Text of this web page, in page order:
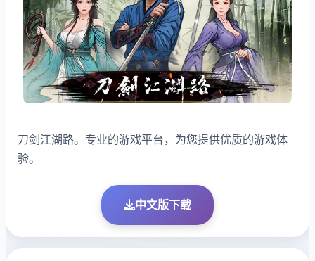
刀剑江湖路。专业的游戏平台，为您提供优质的游戏体
验。
中文版下载